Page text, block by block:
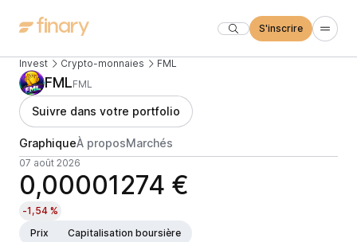
S'inscrire
Invest Crypto-monnaies FML
FMLFML
Suivre dans votre portfolio
GraphiqueÀ proposMarchés
07 août 2026
0,00001274 €
-1,54 %
Prix
Capitalisation boursière